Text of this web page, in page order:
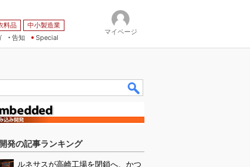
料品
中小製造業
告知 Special
マイページ
発の記事ランキング
ルネサスが高崎工場を閉鎖へ、かつ